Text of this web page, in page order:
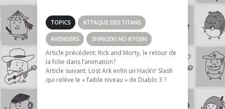
TOPICS ATTAQUE DES TITANS
AVENGERS SHINGEKI NO KYOJIN
Article précédent: Rick and Morty, le retour de
la folie dans l’animation?
Article suivant: Lost Ark enfin un Hack’n’ Slash
qui relève le « faible niveau » de Diablo 3 ?